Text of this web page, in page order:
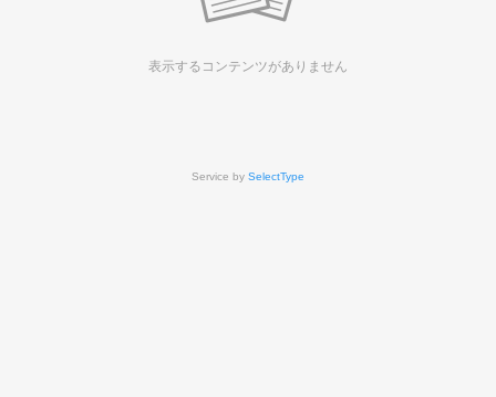
表示するコンテンツがありません
Service by SelectType